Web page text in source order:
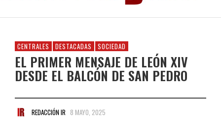
CENTRALES DESTACADAS SOCIEDAD
EL PRIMER MENSAJE DE LEÓN XIV
DESDE EL BALCÓN DE SAN PEDRO
REDACCIÓN IR 8 MAYO, 2025